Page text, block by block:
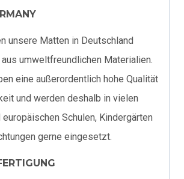
unsere Matten in Deutschland
umweltfreundlichen Materialien.
eine außerordentlich hohe Qualität
und werden deshalb in vielen
Schulen, Kindergärten
gerne eingesetzt.